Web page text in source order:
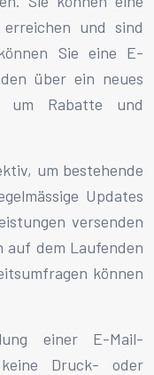
und sind
Sie eine E-
über ein neues
um Rabatte und
um bestehende
Updates
versenden
auf dem Laufenden
können
einer E-Mail-
Druck- oder